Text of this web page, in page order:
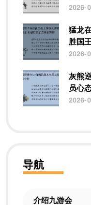
2026-
猛龙
胜国
2026-
灰熊
员心
2026-
导航
介绍九游会